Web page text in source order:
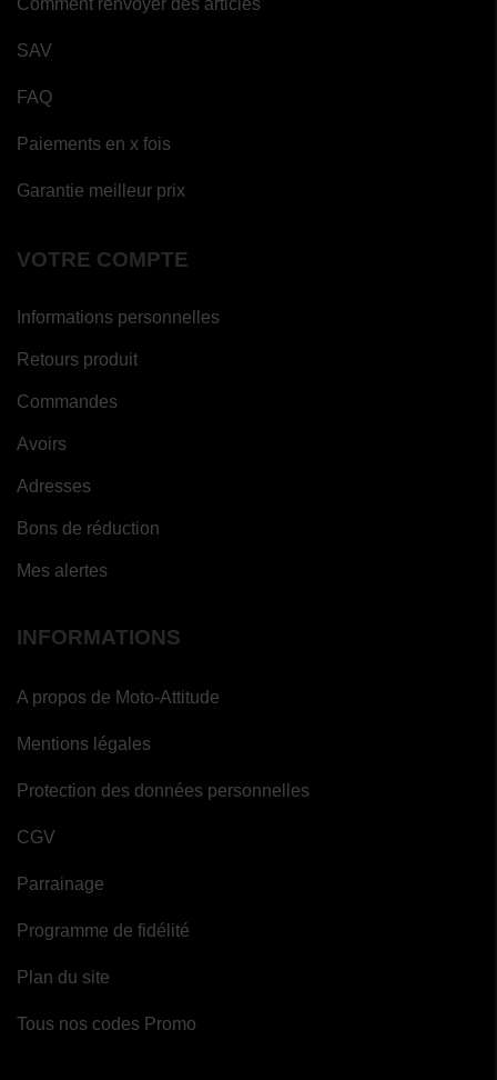
Comment renvoyer des articles
SAV
FAQ
Paiements en x fois
Garantie meilleur prix
VOTRE COMPTE
Informations personnelles
Retours produit
Commandes
Avoirs
Adresses
Bons de réduction
Mes alertes
INFORMATIONS
A propos de Moto-Attitude
Mentions légales
Protection des données personnelles
CGV
Parrainage
Programme de fidélité
Plan du site
Tous nos codes Promo